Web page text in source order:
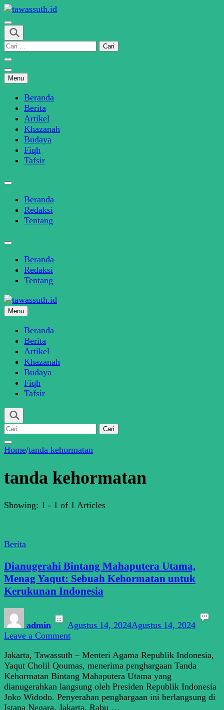
Skip
to
content
(Press
Enter)
tawassuth.id
SINDIKASI MEDIA MODERASI BERAGAMA
Cari
Menu
Beranda
Berita
Artikel
Khazanah
Budaya
Fiqh
Tafsir
Beranda
Redaksi
Tentang
Beranda
Redaksi
Tentang
tawassuth.id
SINDIKASI MEDIA MODERASI BERAGAMA
Menu
Beranda
Berita
Artikel
Khazanah
Budaya
Fiqh
Tafsir
Cari
Home/tanda kehormatan
tanda kehormatan
Showing: 1 - 1 of 1 Articles
Berita
Dianugerahi Bintang Mahaputera Utama,
Menag Yaqut: Sebuah Kehormatan untuk
Kerukunan Indonesia
admin Agustus 14, 2024Agustus 14, 2024
Leave a Commenton
Bintang
Mahaputera
Utama,
Menag
Yaqut:
Jakarta, Tawassuth – Menteri Agama Republik Indonesia,
Yaqut Cholil Qoumas, menerima penghargaan Tanda
Kehormatan Bintang Mahaputera Utama yang
dianugerahkan langsung oleh Presiden Republik Indonesia
Joko Widodo. Penyerahan penghargaan ini berlangsung di
Istana Negara, Jakarta, Rabu …